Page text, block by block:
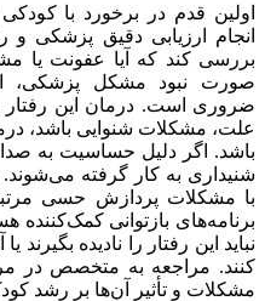
اولین قدم در برخورد با
انجام ارزیابی دقیق
بررسی کند که آیا عفونت یا
صورت نبود مشکل پزشکی،
ضروری است. درمان این رفتار
علت، مشکلات شنوایی باشد،
باشد. اگر دلیل حساسیت به
شنیداری به کار گرفته
با مشکلات پردازش حسی
برنامه‌های بازتوانی کمک‌کننده
نباید این رفتار را نادیده
کنند. مراجعه به متخصص در
مشکلات و تأثیر آن‌ها بر رشد